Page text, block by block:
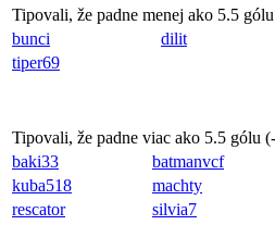
Tipovali, že padne menej ako 5.5
bunci
dilit
tiper69
Tipovali, že padne viac ako 5.5 gólu (
baki33
batmanvcf
kuba518
machty
rescator
silvia7